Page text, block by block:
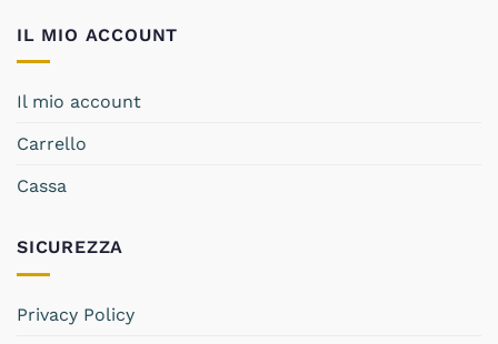
IL MIO ACCOUNT
Il mio account
Carrello
Cassa
SICUREZZA
Privacy Policy